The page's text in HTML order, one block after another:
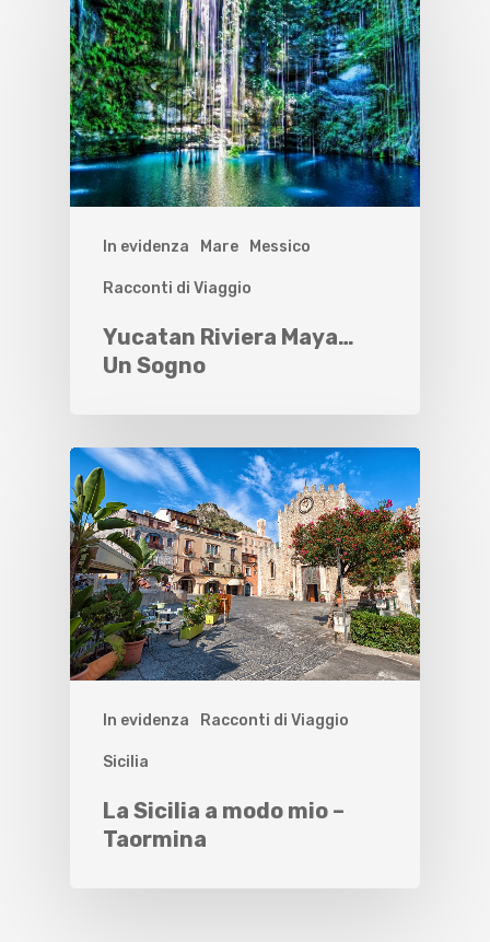
In evidenza Mare Messico
Racconti di Viaggio
Yucatan Riviera Maya…
Un Sogno
In evidenza Racconti di Viaggio
Sicilia
La Sicilia a modo mio –
Taormina